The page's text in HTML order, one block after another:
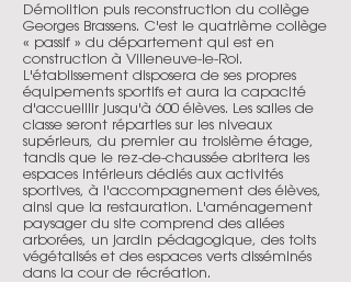
Démolition puis reconstruction du collège
Georges Brassens. C'est le quatrième collège
« passif » du département qui est en
construction à Villeneuve-le-Roi.
L'établissement disposera de ses propres
équipements sportifs et aura la capacité
d'accueillir jusqu'à 600 élèves. Les salles de
classe seront réparties sur les niveaux
supérieurs, du premier au troisième étage,
tandis que le rez-de-chaussée abritera les
espaces intérieurs dédiés aux activités
sportives, à l'accompagnement des élèves,
ainsi que la restauration. L'aménagement
paysager du site comprend des allées
arborées, un jardin pédagogique, des toits
végétalisés et des espaces verts disséminés
dans la cour de récréation.